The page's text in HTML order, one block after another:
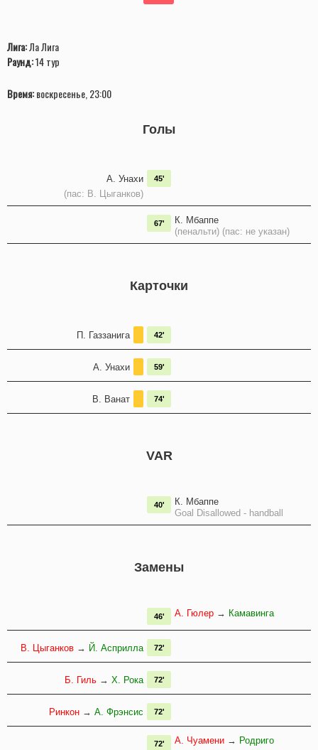
Лига:Ла Лига
Раунд:14 тур
Время:воскресенье, 23:00
Голы
А. Унахи
(пас: В. Цыганков)
45'
К. Мбаппе
(пенальти) (пас: не указан)
67'
Карточки
П. Газзанига 42'
А. Унахи 59'
В. Ванат 74'
VAR
К. Мбаппе
Goal Disallowed - handball
40'
Замены
А. Гюлер → Камавинга
46'
В. Цыганков → Й. Асприлла 72'
Б. Гиль → Х. Рока 72'
Ринкон → А. Фрэнсис 72'
А. Чуамени → Родриго
72'